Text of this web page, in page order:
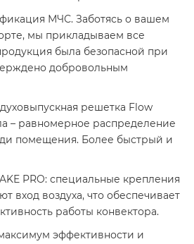
МЧС. Заботясь о вашем
мы прикладываем все
была безопасной при
добровольным
решетка Flow
– равномерное распределение
помещения. Более быстрый и
PRO: специальные крепления
вход воздуха, что обеспечивает
работы конвектора.
эффективности и